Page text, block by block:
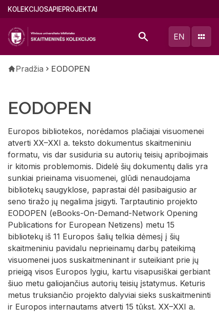
Pereiti
pagrindinį
turinį
Main
(lithuanian)
KOLEKCIJOSAPIEPROJEKTAI
EN
Kelias
Pradžia EODOPEN
EODOPEN
Europos bibliotekos, norėdamos plačiajai visuomenei
atverti XX–XXI a. teksto dokumentus skaitmeniniu
formatu, vis dar susiduria su autorių teisių apribojimais
ir kitomis problemomis. Didelė šių dokumentų dalis yra
sunkiai prieinama visuomenei, glūdi nenaudojama
bibliotekų saugyklose, paprastai dėl pasibaigusio ar
seno tiražo jų negalima įsigyti. Tarptautinio projekto
EODOPEN (eBooks-On-Demand-Network Opening
Publications for European Netizens) metu 15
bibliotekų iš 11 Europos šalių telkia dėmesį į šių
skaitmeniniu pavidalu neprieinamų darbų pateikimą
visuomenei juos suskaitmeninant ir suteikiant prie jų
prieigą visos Europos lygiu, kartu visapusiškai gerbiant
šiuo metu galiojančius autorių teisių įstatymus. Keturis
metus truksiančio projekto dalyviai sieks suskaitmeninti
ir Europos internautams atverti 15 tūkst. XX–XXI a.